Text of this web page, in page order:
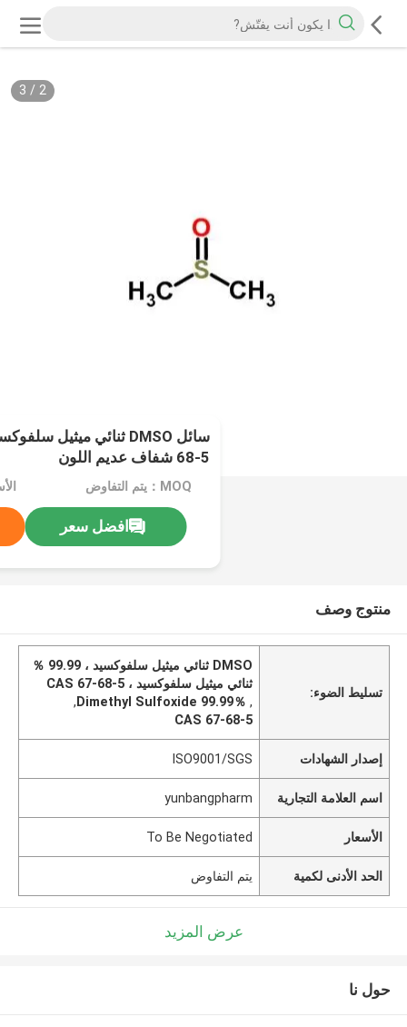
2
/
3
68-5 شفاف عديم اللون
MOQ：يتم التفاوض
افضل سعر
منتوج وصف
تسليط الضوء:
DMSO ثنائي ميثيل سلفوكسيد ، 99.99 ％
ثنائي ميثيل سلفوكسيد ، CAS 67-68-5
,
99.99％ Dimethyl Sulfoxide
,
CAS 67-68-5
إصدار الشهادات ISO9001/SGS
اسم العلامة التجارية yunbangpharm
الأسعار To Be Negotiated
الحد الأدنى لكمية يتم التفاوض
عرض المزيد
حول نا